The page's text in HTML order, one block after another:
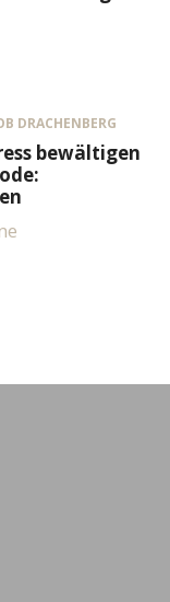
DRACHENBERG
bewältigen